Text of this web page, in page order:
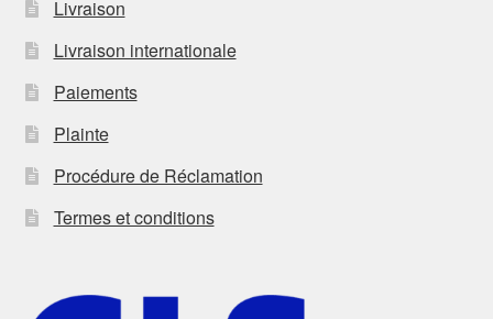
Livraison
Livraison internationale
Paiements
Plainte
Procédure de Réclamation
Termes et conditions